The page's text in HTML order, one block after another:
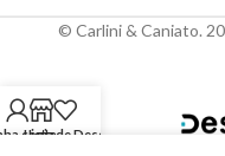
© Carlini & Caniato.
conta
Loja
Lista de Desejos